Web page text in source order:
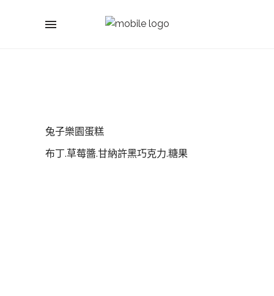
兔子樂園蛋糕
布丁.草莓醬.甘納許黑巧克力.糖果